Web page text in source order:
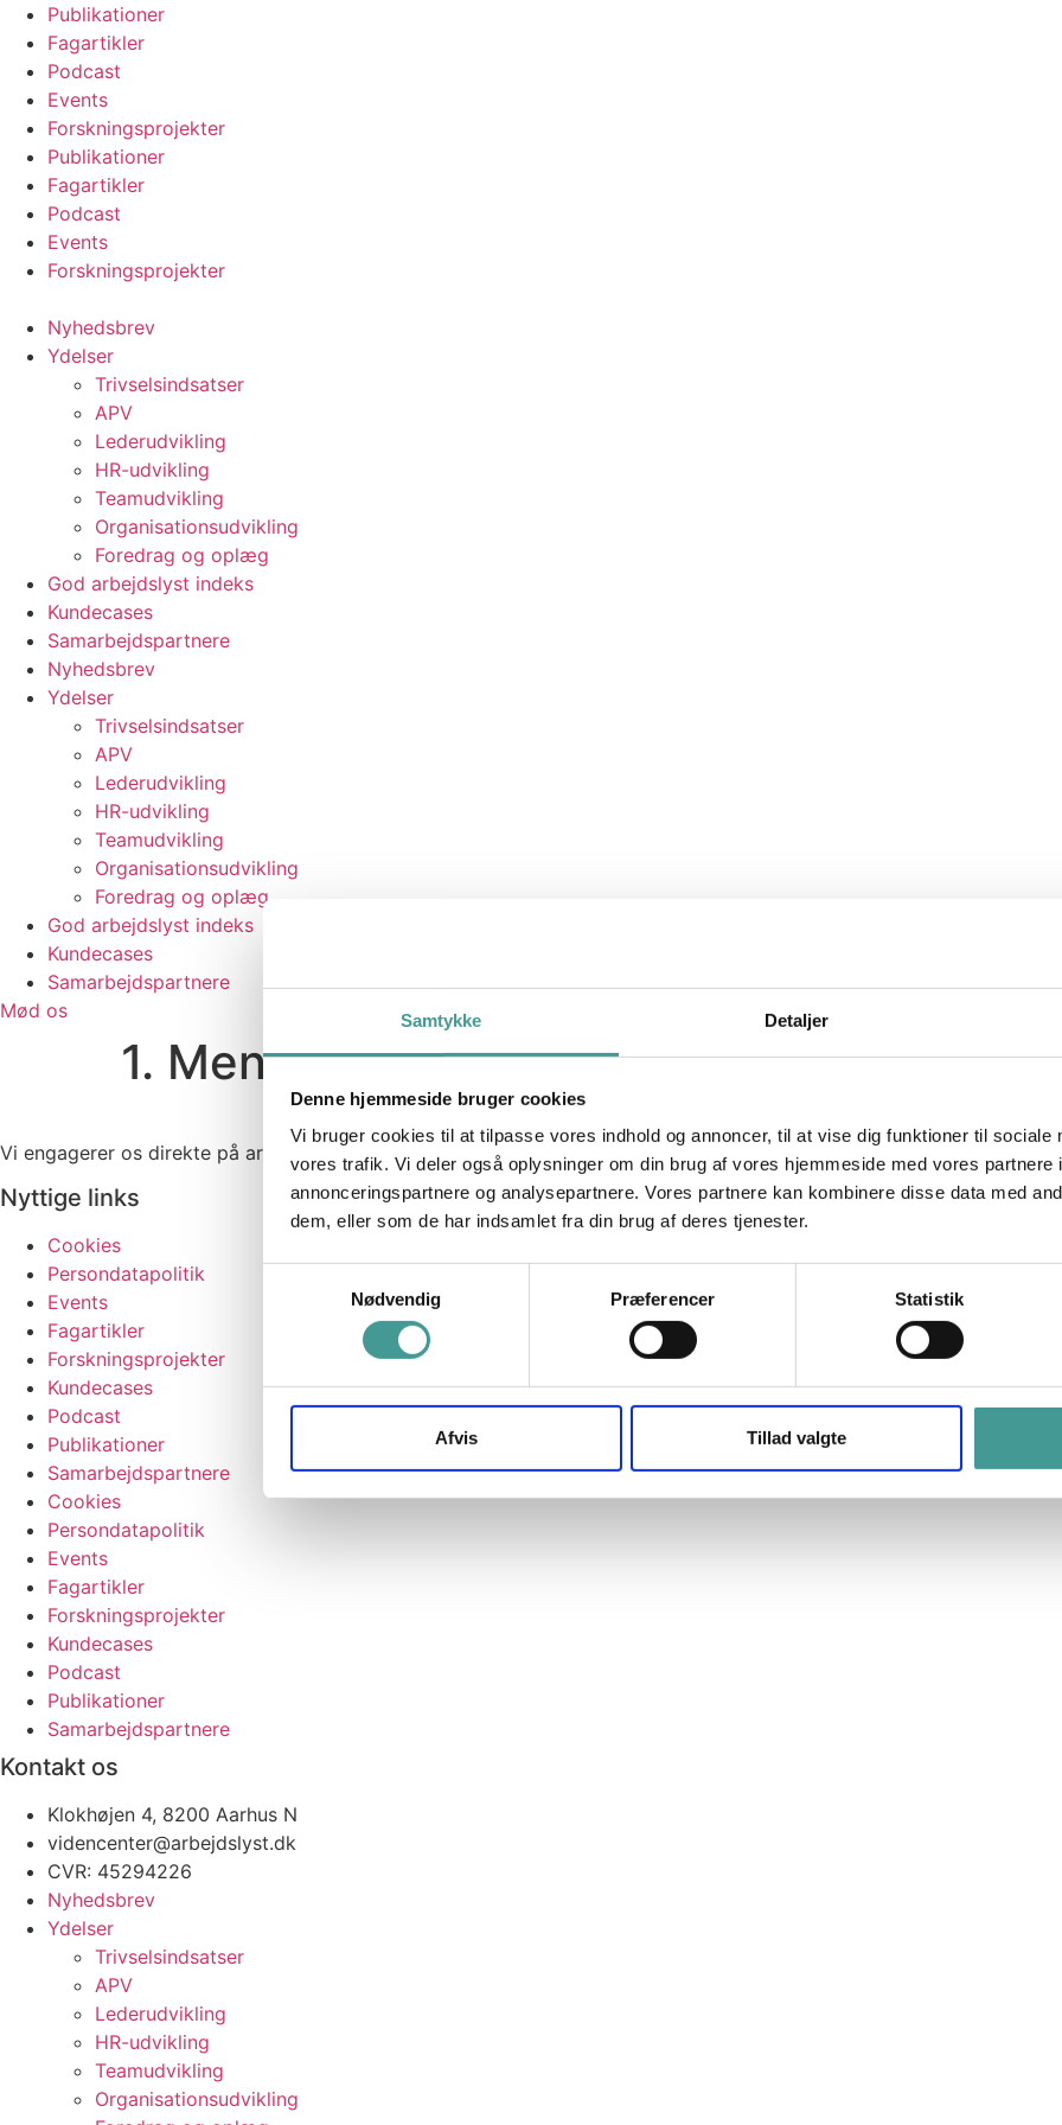
Samtykke Detaljer
Denne hjemmeside bruger cookies
Vi bruger cookies til at tilpasse vores indhold og annoncer, til at vise dig funktioner til sociale
vores trafik. Vi deler også oplysninger om din brug af vores hjemmeside med vores partnere
annonceringspartnere og analysepartnere. Vores partnere kan kombinere disse data med
dem, eller som de har indsamlet fra din brug af deres tjenester.
Nødvendig
Præferencer Statistik
Afvis Tillad valgte
Videre
indhold
Publikationer
Fagartikler
Podcast
Events
Forskningsprojekter
Publikationer
Fagartikler
Podcast
Events
Forskningsprojekter
Nyhedsbrev
Ydelser
Trivselsindsatser
APV
Lederudvikling
HR-udvikling
Teamudvikling
Organisationsudvikling
Foredrag og oplæg
God arbejdslyst indeks
Kundecases
Samarbejdspartnere
Nyhedsbrev
Ydelser
Trivselsindsatser
APV
Lederudvikling
HR-udvikling
Teamudvikling
Organisationsudvikling
Foredrag og oplæg
God arbejdslyst indeks
Kundecases
Samarbejdspartnere
Mød os
1. Mening
Vi engagerer os direkte på arbejdspladserne, skaber dialog og inspirerer til handling, der fremmer
Nyttige links
Cookies
Persondatapolitik
Events
Fagartikler
Forskningsprojekter
Kundecases
Podcast
Publikationer
Samarbejdspartnere
Cookies
Persondatapolitik
Events
Fagartikler
Forskningsprojekter
Kundecases
Podcast
Publikationer
Samarbejdspartnere
Kontakt os
Klokhøjen 4, 8200 Aarhus N
videncenter@arbejdslyst.dk
CVR: 45294226
Nyhedsbrev
Ydelser
Trivselsindsatser
APV
Lederudvikling
HR-udvikling
Teamudvikling
Organisationsudvikling